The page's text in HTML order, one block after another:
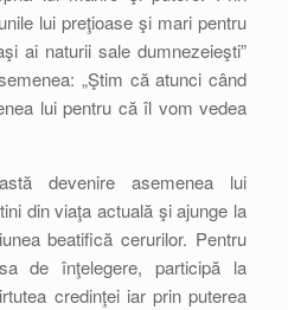
lui preţioase şi mari pentru
ai naturii sale dumnezeieşti”
„Ştim că atunci când
lui pentru că îl vom vedea
devenire asemenea lui
din viaţa actuală şi ajunge la
beatifică cerurilor. Pentru
de înţelegere, participă la
credinţei iar prin puterea